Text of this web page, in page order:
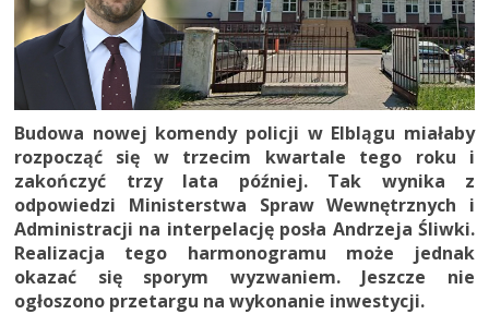
Budowa nowej komendy policji w Elblągu miałaby
rozpocząć się w trzecim kwartale tego roku i
zakończyć trzy lata później. Tak wynika z
odpowiedzi Ministerstwa Spraw Wewnętrznych i
Administracji na interpelację posła Andrzeja Śliwki.
Realizacja tego harmonogramu może jednak
okazać się sporym wyzwaniem. Jeszcze nie
ogłoszono przetargu na wykonanie inwestycji.